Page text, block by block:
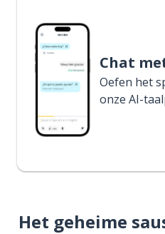
Chat
Oefen het
onze AI-
Het geheime